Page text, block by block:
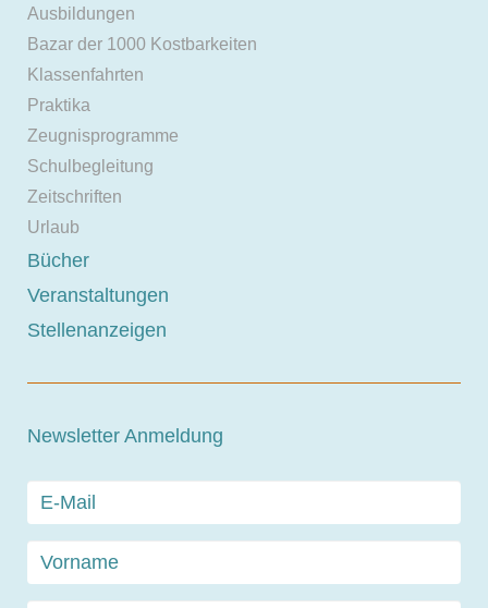
Ausbildungen
Bazar der 1000 Kostbarkeiten
Klassenfahrten
Praktika
Zeugnisprogramme
Schulbegleitung
Zeitschriften
Urlaub
Bücher
Veranstaltungen
Stellenanzeigen
Newsletter Anmeldung